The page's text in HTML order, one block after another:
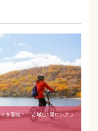
を開催！ 「赤城山1周ロングラ